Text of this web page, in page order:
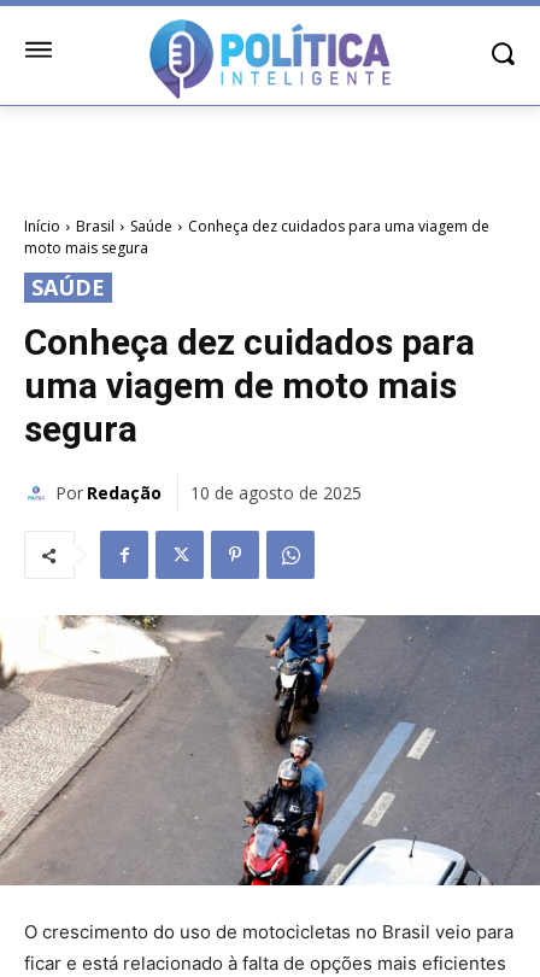
Início Brasil Saúde
Conheça dez cuidados para uma viagem de
moto mais segura
SAÚDE
Conheça dez cuidados para
uma viagem de moto mais
segura
Por Redação 10 de agosto de 2025
O crescimento do uso de motocicletas no Brasil veio para
ficar e está relacionado à falta de opções mais eficientes